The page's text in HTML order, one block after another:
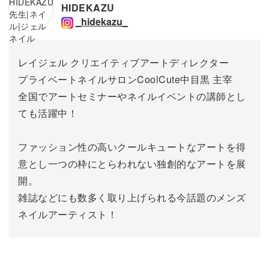
HIDEKAZU
_hidekazu_
レイジェル クリエイティブアートディレクター
プライベートネイルサロンCoolCute中目黒 主宰
全国でアートセミナーやネイルイベントの講師とし
ても活躍中！
ファッション性の高いクールキュートなアートを得
意とし一つの枠にとらわれない独創的なアートを展
開。
雑誌などにも数多く取り上げられる今話題のメンズ
ネイルアーティスト！